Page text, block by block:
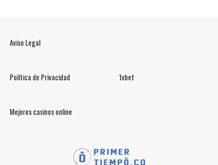
Aviso Legal
Política de Privacidad 1xbet
Mejores casinos online